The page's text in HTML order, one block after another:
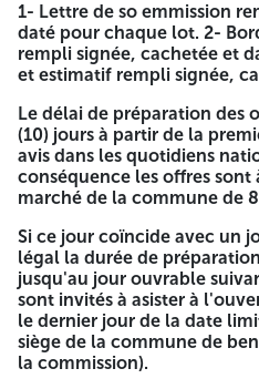
Numéro et titre de Lot »
NB: le participant peut
(Répartition des lots selon le
Le dossier de candidature :
suivantes :
1- Une déclaration de
cachetée et daté. 2-
les sociétés). 4- Copie des
habilitant les personnes a
registre de commerce
permettant d'évaluer les
-Capacités professionnelles :
qualification et de
1- Lettre de so emmission
daté pour chaque lot. 2-
rempli signée, cachetée et
et estimatif rempli signée,
Le délai de préparation des
(10) jours à partir de la
avis dans les quotidiens
conséquence les offres sont
marché de la commune de
Si ce jour coïncide avec un
légal la durée de
jusqu'au jour ouvrable
sont invités à asister à
le dernier jour de la date
siège de la commune de
la commission).